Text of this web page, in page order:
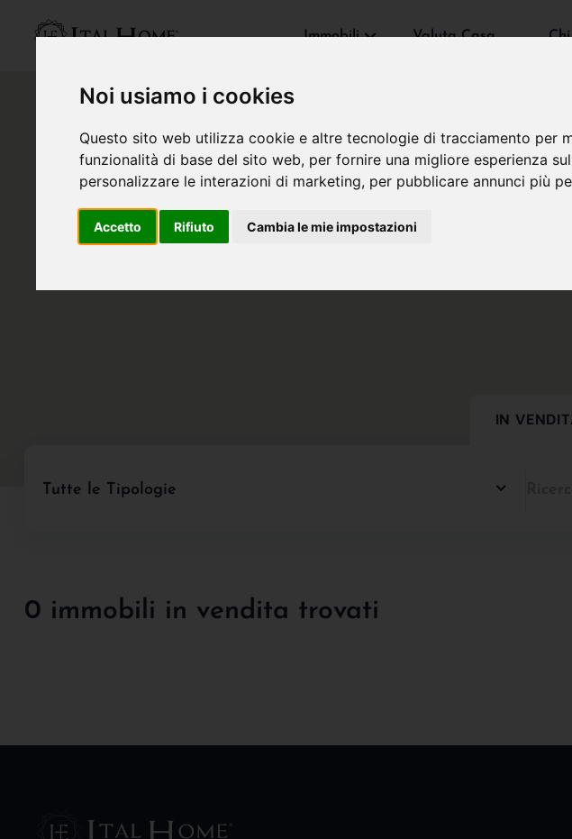
Noi usiamo i cookies
Questo sito web utilizza cookie e altre tecnologie di tracciamento per
funzionalità di base del sito web, per fornire una migliore esperienza
personalizzare le interazioni di marketing, per pubblicare annunci più
Accetto Rifiuto Cambia le mie impostazioni
Immobili Valuta Casa
IN
Tutte le Tipologie
0 immobili in vendita trovati